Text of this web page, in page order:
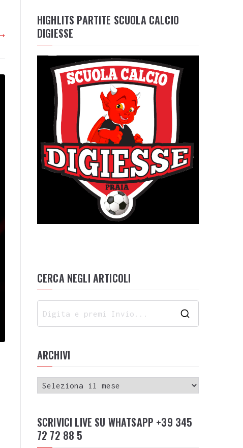
HIGHLITS PARTITE SCUOLA CALCIO
DIGIESSE
CERCA NEGLI ARTICOLI
ARCHIVI
SCRIVICI LIVE SU WHATSAPP +39 345
72 72 88 5